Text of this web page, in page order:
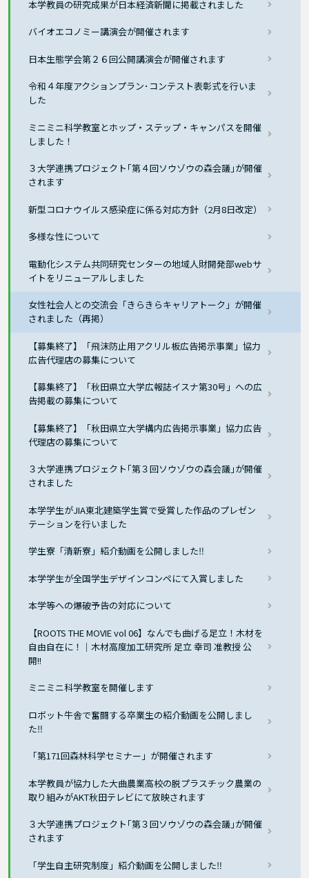
本学教員の研究成果が日本経済新聞に掲載されました
バイオエコノミー講演会が開催されます
日本生態学会第２６回公開講演会が開催されます
令和４年度アクションプラン･コンテスト表彰式を行いま
した
ミニミニ科学教室とホップ・ステップ・キャンパスを開催
しました！
３大学連携プロジェクト｢第４回ソウゾウの森会議｣が開催
されます
新型コロナウイルス感染症に係る対応方針（2月8日改定）
多様な性について
電動化システム共同研究センターの地域人財開発部webサ
イトをリニューアルしました
女性社会人との交流会「きらきらキャリアトーク」が開催
されました（再掲）
【募集終了】「飛沫防止用アクリル板広告掲示事業」協力
広告代理店の募集について
【募集終了】「秋田県立大学広報誌イスナ第30号」への広
告掲載の募集について
【募集終了】「秋田県立大学構内広告掲示事業」協力広告
代理店の募集について
３大学連携プロジェクト｢第３回ソウゾウの森会議｣が開催
されました
本学学生がJIA東北建築学生賞で受賞した作品のプレゼン
テーションを行いました
学生寮「清新寮」紹介動画を公開しました‼
本学学生が全国学生デザインコンペにて入賞しました
本学等への爆破予告の対応について
【ROOTS THE MOVIE vol 06】なんでも曲げる足立！木材を
自由自在に！｜木材高度加工研究所 足立 幸司 准教授 公
開!!
ミニミニ科学教室を開催します
ロボット牛舎で奮闘する卒業生の紹介動画を公開しまし
た‼
「第171回森林科学セミナー」が開催されます
本学教員が協力した大曲農業高校の脱プラスチック農業の
取り組みがAKT秋田テレビにて放映されます
３大学連携プロジェクト｢第３回ソウゾウの森会議｣が開催
されます
「学生自主研究制度」紹介動画を公開しました‼